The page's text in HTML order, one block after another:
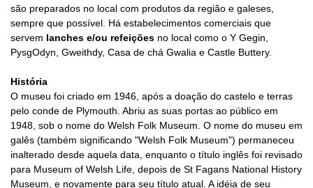
são preparados no local com produtos da região e galeses,
sempre que possível. Há estabelecimentos comerciais que
servem lanches e/ou refeições no local como o Y Gegin,
PysgOdyn, Gweithdy, Casa de chá Gwalia e Castle Buttery.
História
O museu foi criado em 1946, após a doação do castelo e terras
pelo conde de Plymouth. Abriu as suas portas ao público em
1948, sob o nome do Welsh Folk Museum. O nome do museu em
galês (também significando "Welsh Folk Museum") permaneceu
inalterado desde aquela data, enquanto o título inglês foi revisado
para Museum of Welsh Life, depois de St Fagans National History
Museum, e novamente para seu título atual. A idéia de seu